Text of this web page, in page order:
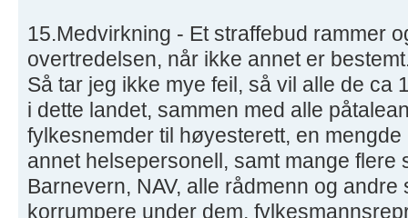
15.Medvirkning - Et straffebud rammer
overtredelsen, når ikke annet er
Så tar jeg ikke mye feil, så vil alle de ca
i dette landet, sammen med alle
fylkesnemder til høyesterett, en
annet helsepersonell, samt mange flere
Barnevern, NAV, alle rådmenn og andre
korrumpere under dem,